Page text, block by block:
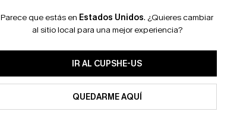
Parece que estás en Estados Unidos. ¿Quieres cambiar
al sitio local para una mejor experiencia?
IR AL CUPSHE-US
QUEDARME AQUÍ